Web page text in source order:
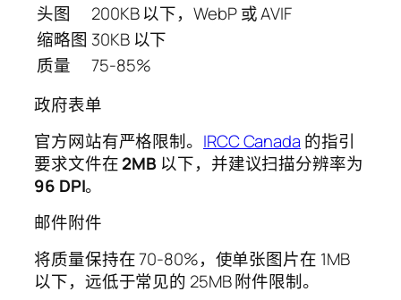
头图
200KB 以下，WebP 或 AVIF
缩略图 30KB 以下
质量
75-85%
政府表单
官方网站有严格限制。 IRCC Canada 的指引
要求文件在2MB 以下，并建议扫描分辨率为
96 DPI。
邮件附件
将质量保持在 70-80%，使单张图片在 1MB
以下，远低于常见的 25MB 附件限制。